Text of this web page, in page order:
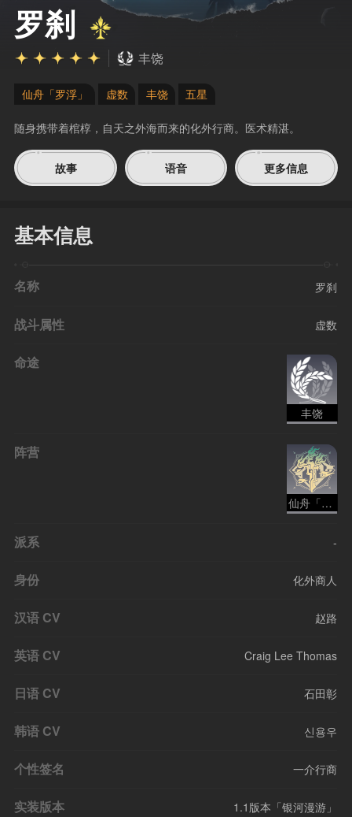
罗刹
丰饶
仙舟「罗浮」 虚数 丰饶 五星
随身携带着棺椁，自天之外海而来的化外行商。医术精湛。
故事 语音 更多信息
基本信息
名称 罗刹
战斗属性 虚数
命途
丰饶
阵营
仙舟「罗浮」（地名）
派系 -
身份 化外商人
汉语 CV 赵路
英语 CV Craig Lee Thomas
日语 CV 石田彰
韩语 CV 신용우
个性签名 一介行商
实装版本 1.1版本「银河漫游」